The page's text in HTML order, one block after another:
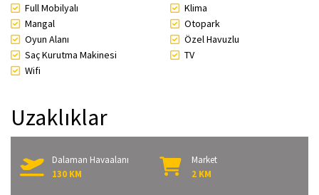
Full Mobilyalı
Klima
Mangal
Otopark
Oyun Alanı
Özel Havuzlu
Saç Kurutma Makinesi
TV
Wifi
Uzaklıklar
Dalaman Havaalanı
130 KM
Market
2 KM